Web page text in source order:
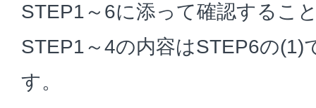
STEP1～6に添って確認するこ
STEP1～4の内容はSTEP6の(1)
す。